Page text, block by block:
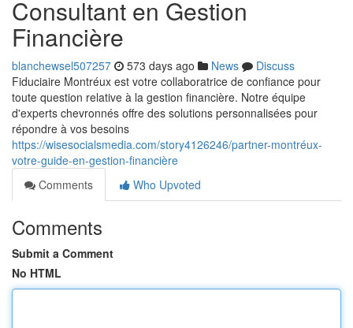
Consultant en Gestion
Financière
blanchewsel507257 573 days ago News
Discuss
Fiduciaire Montréux est votre collaboratrice de confiance pour
toute question relative à la gestion financière. Notre équipe
d'experts chevronnés offre des solutions personnalisées pour
répondre à vos besoins
https://wisesocialsmedia.com/story4126246/partner-montréux-
votre-guide-en-gestion-financière
Comments
Who Upvoted
Comments
Submit a Comment
No HTML